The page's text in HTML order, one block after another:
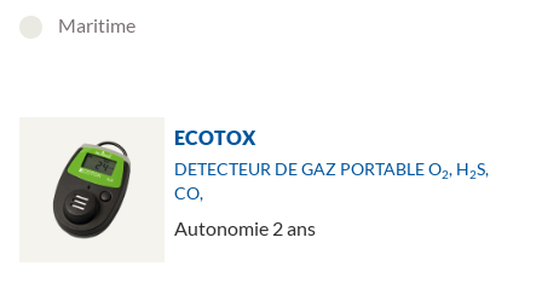
Maritime
ECOTOX
DETECTEUR DE GAZ PORTABLE O2, H2S,
CO,
Autonomie 2 ans